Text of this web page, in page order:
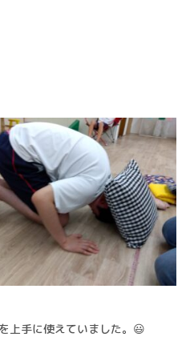
上手に使えていました。😃